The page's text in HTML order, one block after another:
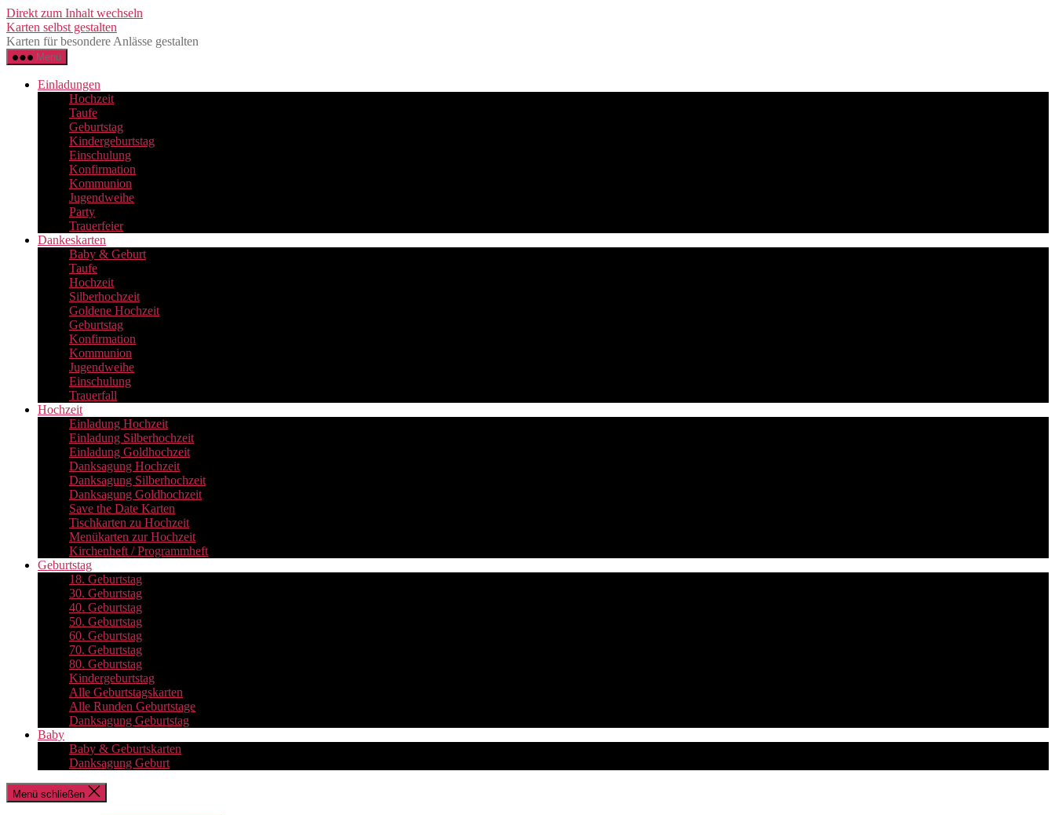
Direkt zum Inhalt wechseln
Karten selbst gestalten
Karten für besondere Anlässe gestalten
Menü
Einladungen
Hochzeit
Taufe
Geburtstag
Kindergeburtstag
Einschulung
Konfirmation
Kommunion
Jugendweihe
Party
Trauerfeier
Dankeskarten
Baby & Geburt
Taufe
Hochzeit
Silberhochzeit
Goldene Hochzeit
Geburtstag
Konfirmation
Kommunion
Jugendweihe
Einschulung
Trauerfall
Hochzeit
Einladung Hochzeit
Einladung Silberhochzeit
Einladung Goldhochzeit
Danksagung Hochzeit
Danksagung Silberhochzeit
Danksagung Goldhochzeit
Save the Date Karten
Tischkarten zu Hochzeit
Menükarten zur Hochzeit
Kirchenheft / Programmheft
Geburtstag
18. Geburtstag
30. Geburtstag
40. Geburtstag
50. Geburtstag
60. Geburtstag
70. Geburtstag
80. Geburtstag
Kindergeburtstag
Alle Geburtstagskarten
Alle Runden Geburtstage
Danksagung Geburtstag
Baby
Baby & Geburtskarten
Danksagung Geburt
Menü schließen